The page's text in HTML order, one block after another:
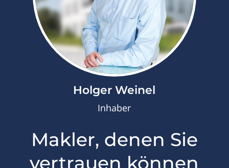
Holger Weinel
Inhaber
Makler, denen Sie
vertrauen können